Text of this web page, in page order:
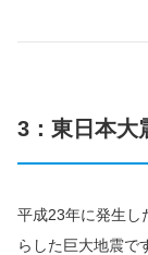
3：東日本大
平成23年に発生し
らした巨大地震で